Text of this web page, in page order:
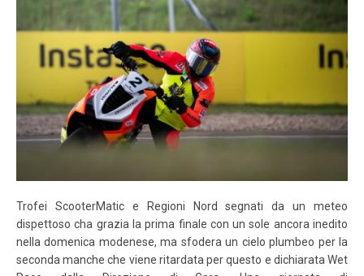
Trofei ScooterMatic e Regioni Nord segnati da un meteo
dispettoso cha grazia la prima finale con un sole ancora inedito
nella domenica modenese, ma sfodera un cielo plumbeo per la
seconda manche che viene ritardata per questo e dichiarata Wet